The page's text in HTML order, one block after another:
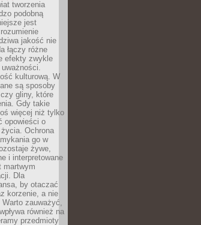
tworzenia
podobną
jest
jakość nie
łączy różne
efekty zwykle
kulturową. W
są sposoby
gliny, które
Gdy takie
więcej niż tylko
opowieści o
Ochrona
go w
żywe,
i interpretowane
martwym
Dla
by otaczać
korzenie, a nie
zauważyć,
również na
przedmioty